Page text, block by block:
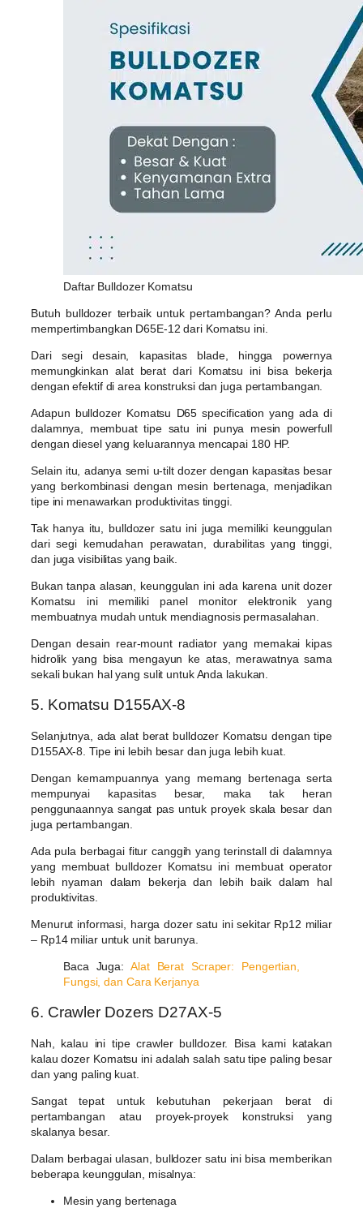
Daftar Bulldozer Komatsu
Butuh bulldozer terbaik untuk pertambangan? Anda perlu
mempertimbangkan D65E-12 dari Komatsu ini.
Dari segi desain, kapasitas blade, hingga powernya
memungkinkan alat berat dari Komatsu ini bisa bekerja
dengan efektif di area konstruksi dan juga pertambangan.
Adapun bulldozer Komatsu D65 specification yang ada di
dalamnya, membuat tipe satu ini punya mesin powerfull
dengan diesel yang keluarannya mencapai 180 HP.
Selain itu, adanya semi u-tilt dozer dengan kapasitas besar
yang berkombinasi dengan mesin bertenaga, menjadikan
tipe ini menawarkan produktivitas tinggi.
Tak hanya itu, bulldozer satu ini juga memiliki keunggulan
dari segi kemudahan perawatan, durabilitas yang tinggi,
dan juga visibilitas yang baik.
Bukan tanpa alasan, keunggulan ini ada karena unit dozer
Komatsu ini memiliki panel monitor elektronik yang
membuatnya mudah untuk mendiagnosis permasalahan.
Dengan desain rear-mount radiator yang memakai kipas
hidrolik yang bisa mengayun ke atas, merawatnya sama
sekali bukan hal yang sulit untuk Anda lakukan.
5. Komatsu D155AX-8
Selanjutnya, ada alat berat bulldozer Komatsu dengan tipe
D155AX-8. Tipe ini lebih besar dan juga lebih kuat.
Dengan kemampuannya yang memang bertenaga serta
mempunyai kapasitas besar, maka tak heran
penggunaannya sangat pas untuk proyek skala besar dan
juga pertambangan.
Ada pula berbagai fitur canggih yang terinstall di dalamnya
yang membuat bulldozer Komatsu ini membuat operator
lebih nyaman dalam bekerja dan lebih baik dalam hal
produktivitas.
Menurut informasi, harga dozer satu ini sekitar Rp12 miliar
– Rp14 miliar untuk unit barunya.
Baca Juga: Alat Berat Scraper: Pengertian,
Fungsi, dan Cara Kerjanya
6. Crawler Dozers D27AX-5
Nah, kalau ini tipe crawler bulldozer. Bisa kami katakan
kalau dozer Komatsu ini adalah salah satu tipe paling besar
dan yang paling kuat.
Sangat tepat untuk kebutuhan pekerjaan berat di
pertambangan atau proyek-proyek konstruksi yang
skalanya besar.
Dalam berbagai ulasan, bulldozer satu ini bisa memberikan
beberapa keunggulan, misalnya:
Mesin yang bertenaga